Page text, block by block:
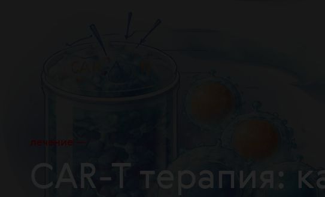
лечение
CAR-T терапия: